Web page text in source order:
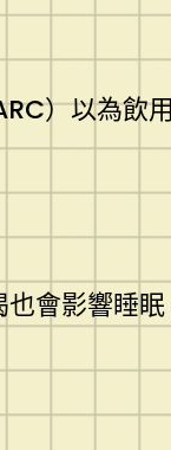
）以為
會影響睡